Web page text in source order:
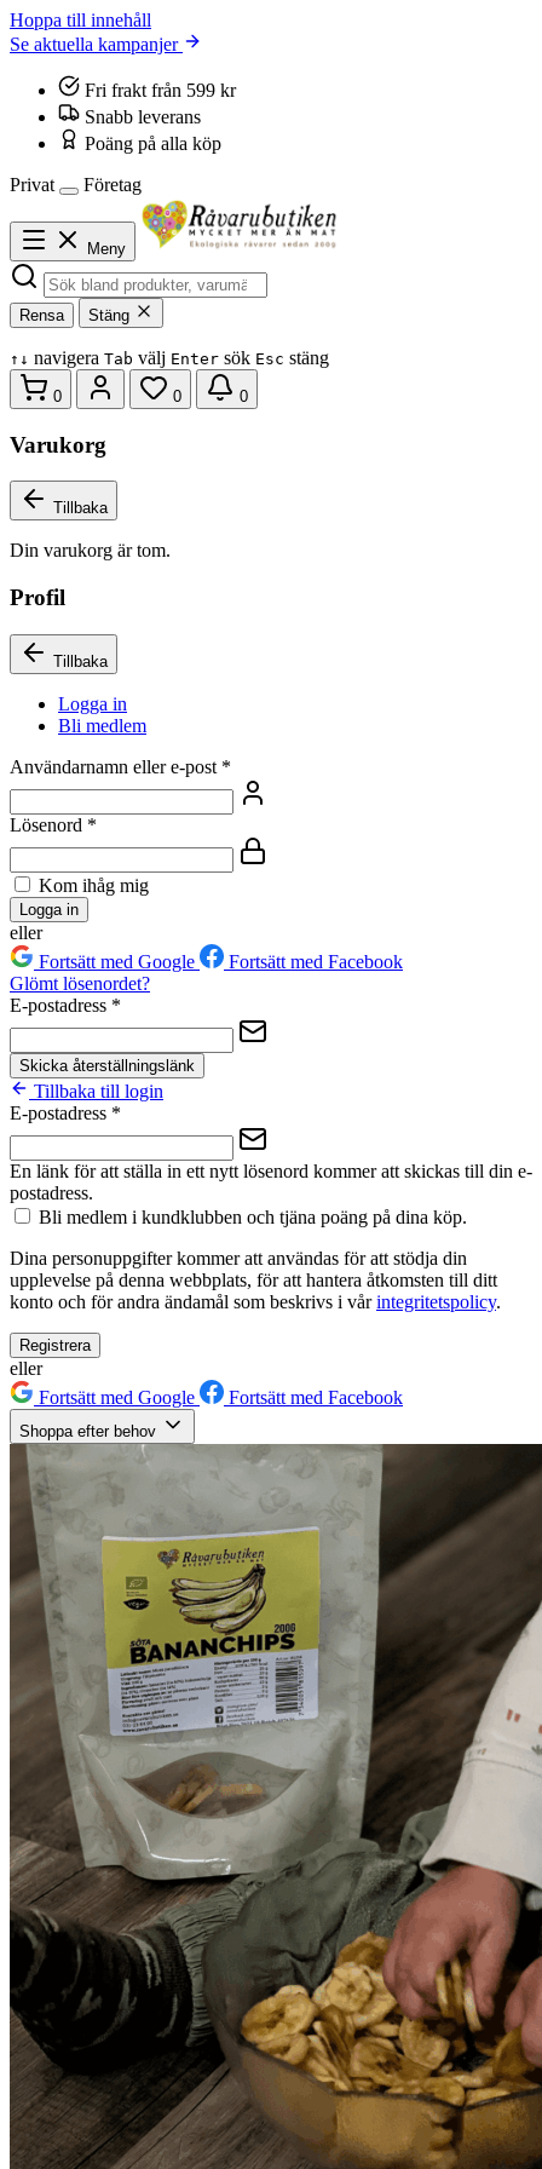
Hoppa till innehåll
Se aktuella kampanjer
Fri frakt från 599 kr
Snabb leverans
Poäng på alla köp
Privat
Företag
Meny
Rensa Stäng
↑ ↓ navigera Tab välj Enter sök Esc stäng
0 0 0
Varukorg
Tillbaka
Din varukorg är tom.
Profil
Tillbaka
Logga in
Bli medlem
Användarnamn eller e-post *
Lösenord *
Kom ihåg mig
Logga in
eller
Fortsätt med Google
Fortsätt med Facebook
Glömt lösenordet?
E-postadress *
Skicka återställningslänk
Tillbaka till login
E-postadress *
En länk för att ställa in ett nytt lösenord kommer att skickas till din e-
postadress.
Bli medlem i kundklubben och tjäna poäng på dina köp.
Dina personuppgifter kommer att användas för att stödja din
upplevelse på denna webbplats, för att hantera åtkomsten till ditt
konto och för andra ändamål som beskrivs i vårintegritetspolicy.
Registrera
eller
Fortsätt med Google
Fortsätt med Facebook
Shoppa efter behov